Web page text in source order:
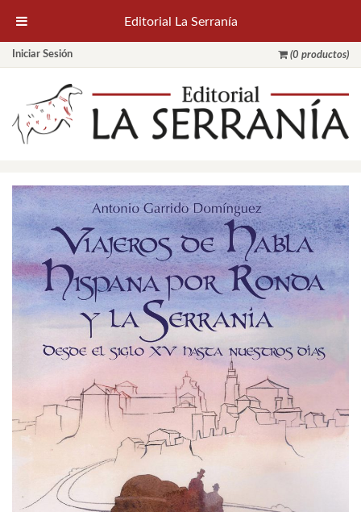
Iniciar Sesión (0 productos)
Editorial La Serranía